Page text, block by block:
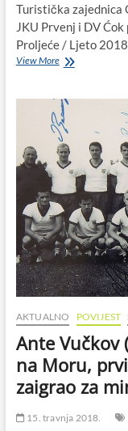
Turistička zajednica
JKU Prvenj i DV
Proljeće / Ljeto
View MoreKALENDAR
u
Kunu
i
Kunjsko
lito
AKTUALNO POVIJEST
Ante Vučkov
na Moru,
zaigrao za
15. travnja 2018.